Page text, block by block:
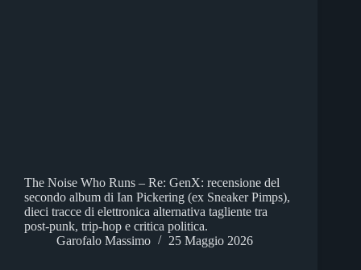
The Noise Who Runs – Re: GenX: recensione del
secondo album di Ian Pickering (ex Sneaker Pimps),
dieci tracce di elettronica alternativa tagliente tra
post-punk, trip-hop e critica politica.
Garofalo Massimo
25 Maggio 2026